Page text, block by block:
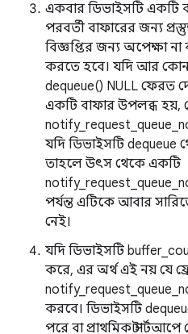
একবার ডিভাইসটি একটি
পরবর্তী বাফারের জন্য
বিজ্ঞপ্তির জন্য অপেক্ষা
করতে হবে। যদি আর কোন
dequeue() NULL ফেরত
একটি বাফার উপলব্ধ হয়,
যদি ডিভাইসটি dequeue
তাহলে উৎস থেকে একটি
পর্যন্ত এটিকে আবার
নেই।
যদি ডিভাইসটি
করে, এর অর্থ এই নয় যে
করবে। ডিভাইসটি
পরে বা প্রাথমিক